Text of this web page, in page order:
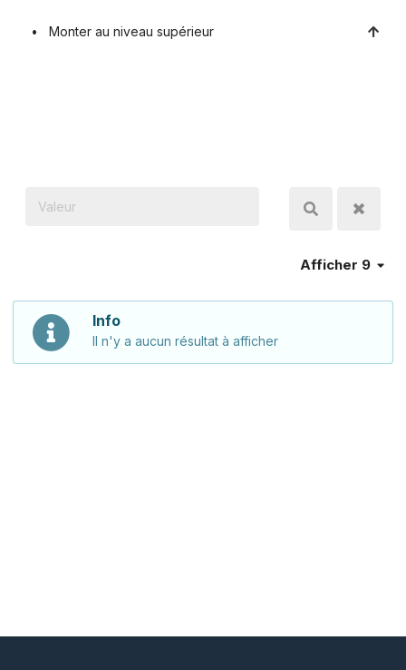
Monter au niveau supérieur
Afficher 9
Info
Il n'y a aucun résultat à afficher